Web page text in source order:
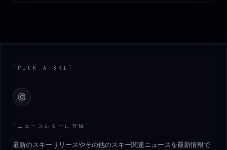
[ PICK . A . SKI ]
Instagram
[ ニュースレターに登録 ]
最新のスキーリリースやその他のスキー関連ニュースを最新情報で